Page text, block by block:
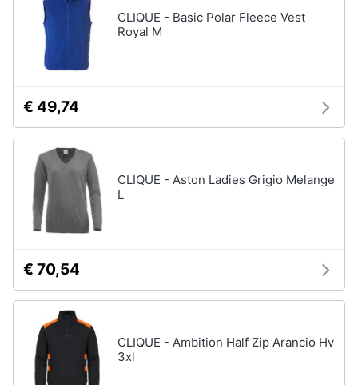
CLIQUE - Basic Polar Fleece Vest
Royal M
€ 49,74
CLIQUE - Aston Ladies Grigio Melange
L
€ 70,54
CLIQUE - Ambition Half Zip Arancio Hv
3xl